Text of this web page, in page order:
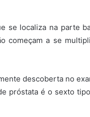
se localiza na parte
começam a se
descoberta no
próstata é o sexto